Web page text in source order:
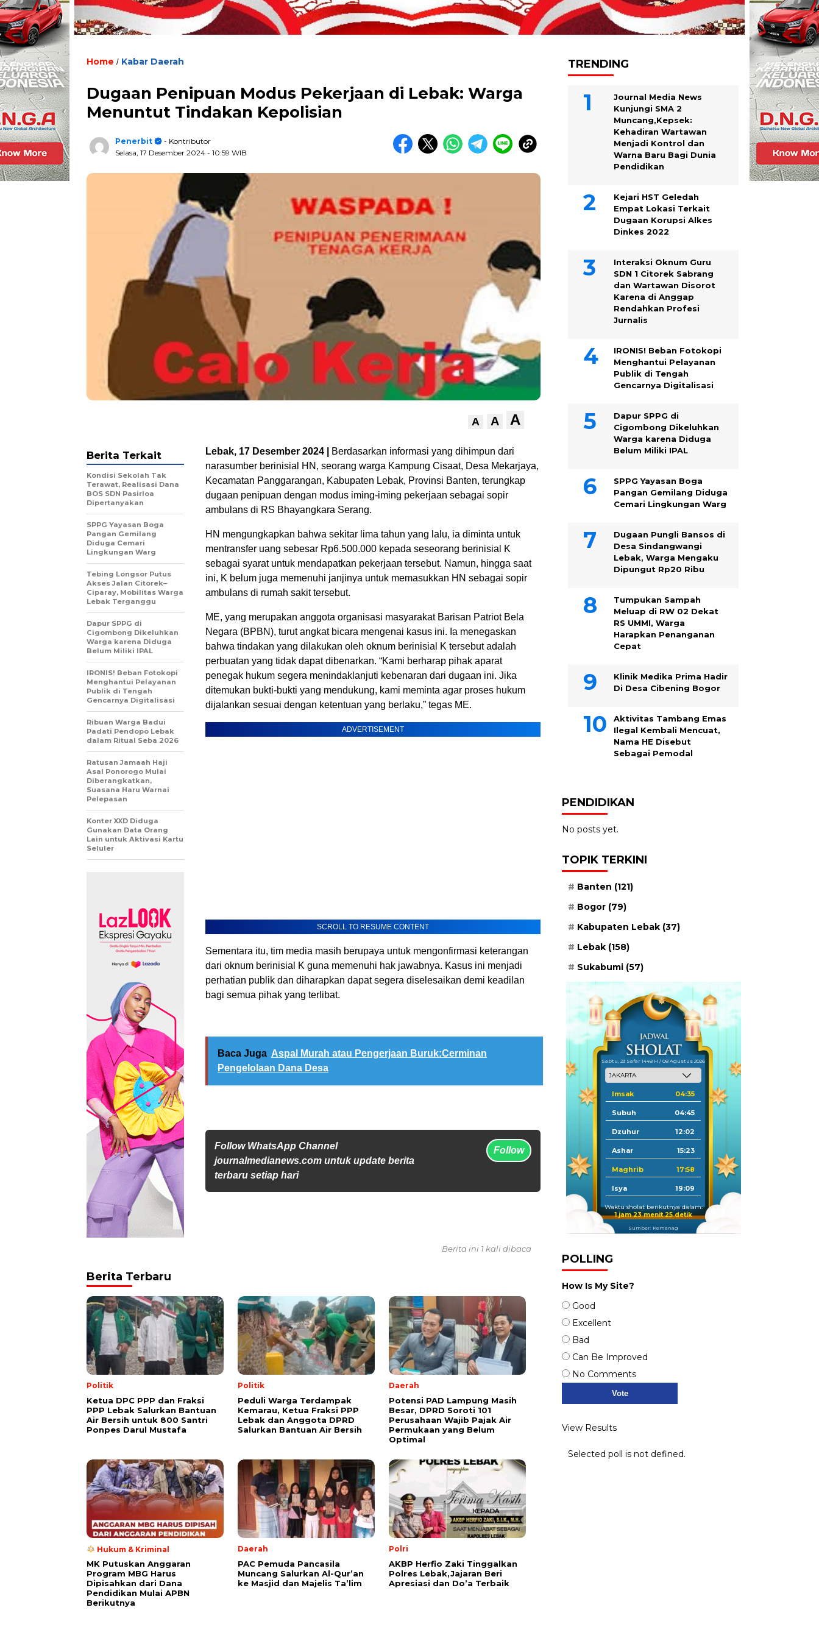
Home / Kabar Daerah
Dugaan Penipuan Modus Pekerjaan di Lebak: Warga
Menuntut Tindakan Kepolisian
Penerbit
- Kontributor
Selasa, 17 Desember 2024 - 10:59 WIB
A A A
Lebak, 17 Desember 2024 |
Berdasarkan informasi yang dihimpun dari
narasumber berinisial HN, seorang warga Kampung Cisaat, Desa Mekarjaya,
Kecamatan Panggarangan, Kabupaten Lebak, Provinsi Banten, terungkap
dugaan penipuan dengan modus iming-iming pekerjaan sebagai sopir
ambulans di RS Bhayangkara Serang.
HN mengungkapkan bahwa sekitar lima tahun yang lalu, ia diminta untuk
mentransfer uang sebesar Rp6.500.000 kepada seseorang berinisial K
sebagai syarat untuk mendapatkan pekerjaan tersebut. Namun, hingga saat
ini, K belum juga memenuhi janjinya untuk memasukkan HN sebagai sopir
ambulans di rumah sakit tersebut.
ME, yang merupakan anggota organisasi masyarakat Barisan Patriot Bela
Negara (BPBN), turut angkat bicara mengenai kasus ini. Ia menegaskan
bahwa tindakan yang dilakukan oleh oknum berinisial K tersebut adalah
perbuatan yang tidak dapat dibenarkan. “Kami berharap pihak aparat
penegak hukum segera menindaklanjuti kebenaran dari dugaan ini. Jika
ditemukan bukti-bukti yang mendukung, kami meminta agar proses hukum
dijalankan sesuai dengan ketentuan yang berlaku,” tegas ME.
ADVERTISEMENT
SCROLL TO RESUME CONTENT
Sementara itu, tim media masih berupaya untuk mengonfirmasi keterangan
dari oknum berinisial K guna memenuhi hak jawabnya. Kasus ini menjadi
perhatian publik dan diharapkan dapat segera diselesaikan demi keadilan
bagi semua pihak yang terlibat.
Baca Juga Aspal Murah atau Pengerjaan Buruk:Cerminan
Pengelolaan Dana Desa
Follow WhatsApp Channel
journalmedianews.com untuk update berita
terbaru setiap hari
Follow
Berita Terkait
Kondisi Sekolah Tak
Terawat, Realisasi Dana
BOS SDN Pasirloa
Dipertanyakan
SPPG Yayasan Boga
Pangan Gemilang
Diduga Cemari
Lingkungan Warg
Tebing Longsor Putus
Akses Jalan Citorek–
Ciparay, Mobilitas Warga
Lebak Terganggu
Dapur SPPG di
Cigombong Dikeluhkan
Warga karena Diduga
Belum Miliki IPAL
IRONIS! Beban Fotokopi
Menghantui Pelayanan
Publik di Tengah
Gencarnya Digitalisasi
Ribuan Warga Badui
Padati Pendopo Lebak
dalam Ritual Seba 2026
Ratusan Jamaah Haji
Asal Ponorogo Mulai
Diberangkatkan,
Suasana Haru Warnai
Pelepasan
Konter XXD Diduga
Gunakan Data Orang
Lain untuk Aktivasi Kartu
Seluler
Berita ini 1 kali dibaca
Berita Terbaru
Politik
Ketua DPC PPP dan Fraksi
PPP Lebak Salurkan Bantuan
Air Bersih untuk 800 Santri
Ponpes Darul Mustafa
Politik
Peduli Warga Terdampak
Kemarau, Ketua Fraksi PPP
Lebak dan Anggota DPRD
Salurkan Bantuan Air Bersih
Daerah
Potensi PAD Lampung Masih
Besar, DPRD Soroti 101
Perusahaan Wajib Pajak Air
Permukaan yang Belum
Optimal
Hukum & Kriminal
MK Putuskan Anggaran
Program MBG Harus
Dipisahkan dari Dana
Pendidikan Mulai APBN
Berikutnya
Daerah
PAC Pemuda Pancasila
Muncang Salurkan Al-Qur’an
ke Masjid dan Majelis Ta’lim
Polri
AKBP Herfio Zaki Tinggalkan
Polres Lebak,Jajaran Beri
Apresiasi dan Do’a Terbaik
TRENDING
Journal Media News
Kunjungi SMA 2
Muncang,Kepsek:
Kehadiran Wartawan
Menjadi Kontrol dan
Warna Baru Bagi Dunia
Pendidikan
Kejari HST Geledah
Empat Lokasi Terkait
Dugaan Korupsi Alkes
Dinkes 2022
Interaksi Oknum Guru
SDN 1 Citorek Sabrang
dan Wartawan Disorot
Karena di Anggap
Rendahkan Profesi
Jurnalis
IRONIS! Beban Fotokopi
Menghantui Pelayanan
Publik di Tengah
Gencarnya Digitalisasi
Dapur SPPG di
Cigombong Dikeluhkan
Warga karena Diduga
Belum Miliki IPAL
SPPG Yayasan Boga
Pangan Gemilang Diduga
Cemari Lingkungan Warg
Dugaan Pungli Bansos di
Desa Sindangwangi
Lebak, Warga Mengaku
Dipungut Rp20 Ribu
Tumpukan Sampah
Meluap di RW 02 Dekat
RS UMMI, Warga
Harapkan Penanganan
Cepat
Klinik Medika Prima Hadir
Di Desa Cibening Bogor
Aktivitas Tambang Emas
Ilegal Kembali Mencuat,
Nama HE Disebut
Sebagai Pemodal
PENDIDIKAN
No posts yet.
TOPIK TERKINI
Banten (121)
Bogor (79)
Kabupaten Lebak (37)
Lebak (158)
Sukabumi (57)
Sabtu, 23 Safar 1448 H / 08 Agustus 2026
Imsak 04:35
Subuh 04:45
Dzuhur 12:02
Ashar 15:23
Maghrib 17:58
Isya 19:09
Waktu sholat berikutnya dalam:
1 jam 23 menit 24 detik
Sumber: Kemenag
POLLING
How Is My Site?
Good
Excellent
Bad
Can Be Improved
No Comments
View Results
Selected poll is not defined.